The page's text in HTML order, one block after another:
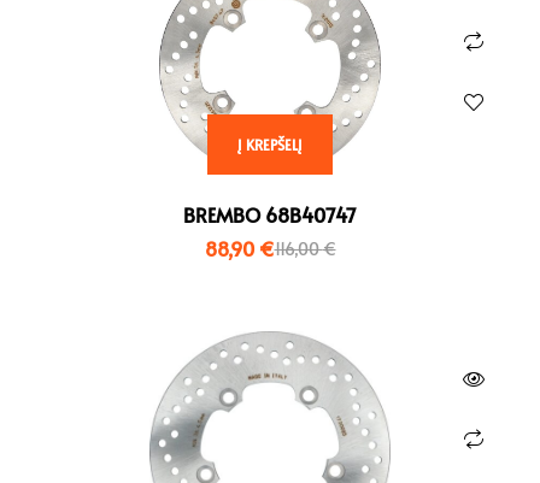
Į KREPŠELĮ
BREMBO 68B40747
116,00€
88,90 €